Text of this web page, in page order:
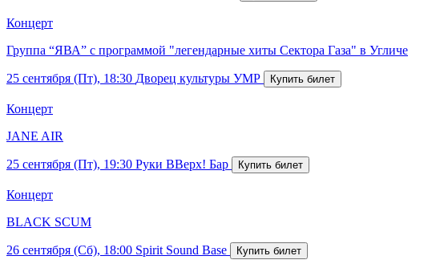
Концерт
Группа “ЯВА” с программой "легендарные хиты Сектора Газа" в Угличе
25 сентября (Пт), 18:30 Дворец культуры УМР
Концерт
JANE AIR
25 сентября (Пт), 19:30 Руки ВВерх! Бар
Концерт
BLACK SCUM
26 сентября (Сб), 18:00 Spirit Sound Base